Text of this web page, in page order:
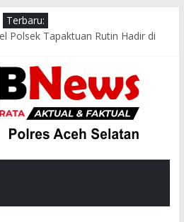
Terbaru:
Polsek Tapaktuan Rutin Hadir di
Bersama TNI, Damkar, dan
Jalur Nasional Kembali Lancar
Evakuasi Pohon Tumbang,
Kembali Lancar
Selatan Sambangi Warga,
Aceh Selatan Perkokoh